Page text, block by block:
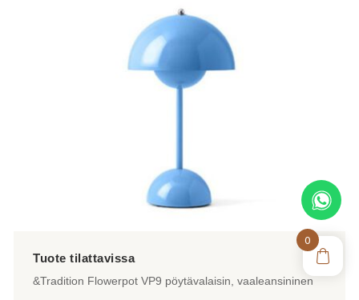
&Tradition Flowerpot VP9 pöytävalaisin, vaaleansininen
0